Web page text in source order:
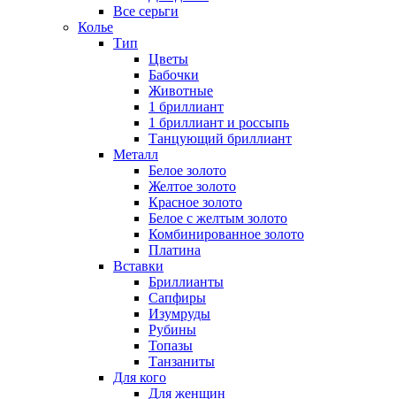
Все серьги
Колье
Тип
Цветы
Бабочки
Животные
1 бриллиант
1 бриллиант и россыпь
Танцующий бриллиант
Металл
Белое золото
Желтое золото
Красное золото
Белое с желтым золото
Комбинированное золото
Платина
Вставки
Бриллианты
Сапфиры
Изумруды
Рубины
Топазы
Танзаниты
Для кого
Для женщин